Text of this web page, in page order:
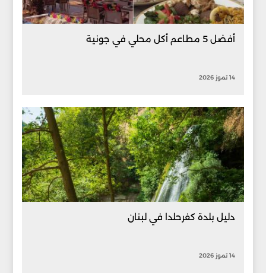
أفضل 5 مطاعم أكل محلي في جونية
14 تموز 2026
دليل بلدة كفرحلدا في لبنان
14 تموز 2026